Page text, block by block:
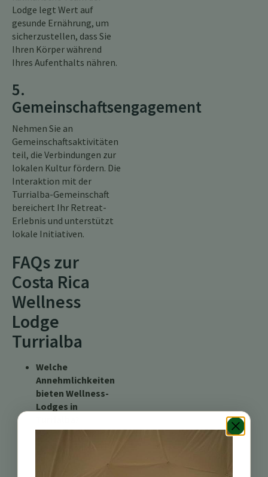
Lodge legt Wert auf
gesunde Ernährung, um
sicherzustellen, dass Sie
Ihren Körper während
Ihres Aufenthalts nähren.
5.
Gemeinschaftsengagement
Nehmen Sie an
Gemeinschaftsaktivitäten
teil, die Verbindungen zur
lokalen Kultur fördern. Die
Interaktion mit der
Turrialba-Gemeinschaft
bereichert Ihr Retreat-
Erlebnis und unterstützt
lokale Initiativen.
FAQs zur
Costa Rica
Wellness
Lodge
Turrialba
Welche
Annehmlichkeiten
bieten Wellness-
Lodges in
Wellness-Lodges in